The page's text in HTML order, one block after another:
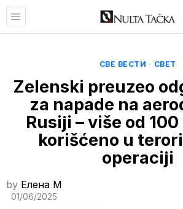
СВЕ ВЕСТИ · СВЕТ
Zelenski preuzeo
za napade na
Rusiji – više od
korišćeno u
operaciji
by Елена M
01/06/2025